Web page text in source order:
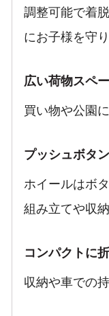
調整可能で着
にお子様を守
広い荷物スペ
買い物や公園
プッシュボタ
ホイールはボ
組み立てや収
コンパクトに
収納や車での